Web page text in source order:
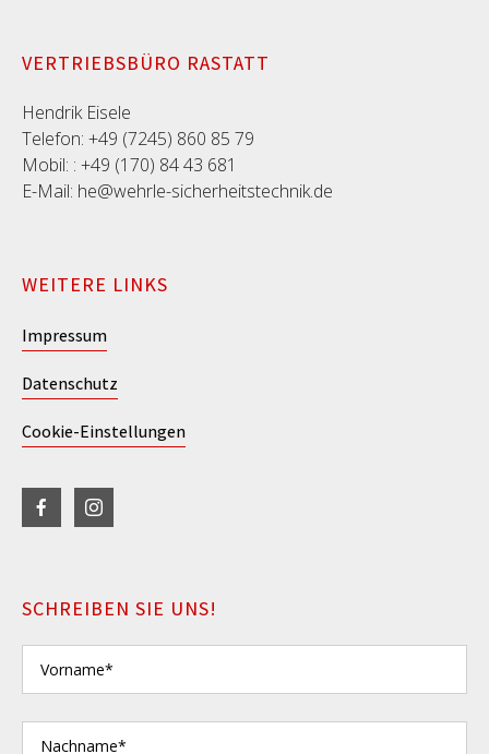
VERTRIEBSBÜRO RASTATT
Hendrik Eisele
Telefon: +49 (7245) 860 85 79
Mobil: : +49 (170) 84 43 681
E-Mail: he@wehrle-sicherheitstechnik.de
WEITERE LINKS
Impressum
Datenschutz
Cookie-Einstellungen
SCHREIBEN SIE UNS!